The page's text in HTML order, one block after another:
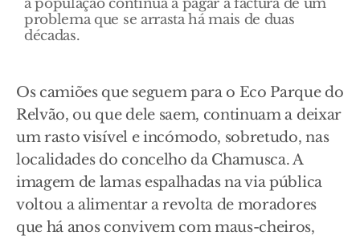
a população continua a pagar a factura de um
problema que se arrasta há mais de duas
décadas.
Os camiões que seguem para o Eco Parque do
Relvão, ou que dele saem, continuam a deixar
um rasto visível e incómodo, sobretudo, nas
localidades do concelho da Chamusca. A
imagem de lamas espalhadas na via pública
voltou a alimentar a revolta de moradores
que há anos convivem com maus-cheiros,